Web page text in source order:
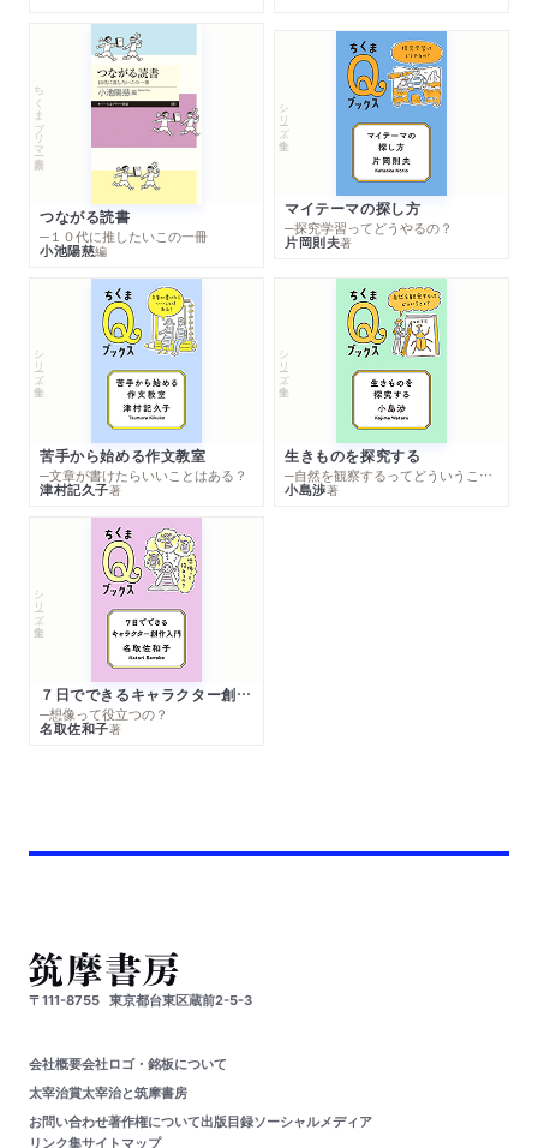
ちくまプリマー新書
つながる読書
─１０代に推したいこの一冊
小池陽慈編
シリーズ・全集
マイテーマの探し方
─探究学習ってどうやるの？
片岡則夫著
シリーズ・全集
苦手から始める作文教室
─文章が書けたらいいことはある？
津村記久子著
シリーズ・全集
生きものを探究する
─自然を観察するってどういうこと？
小島渉著
シリーズ・全集
７日でできるキャラクター創作入門
─想像って役立つの？
名取佐和子著
〒111-8755 東京都台東区蔵前2-5-3
会社概要会社ロゴ・銘板について
太宰治賞太宰治と筑摩書房
お問い合わせ著作権について出版目録ソーシャルメディア
リンク集サイトマップ